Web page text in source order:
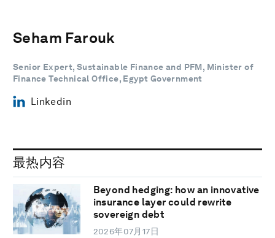
Seham Farouk
Senior Expert, Sustainable Finance and PFM, Minister of
Finance Technical Office, Egypt Government
Linkedin
最热内容
Beyond hedging: how an innovative
insurance layer could rewrite
sovereign debt
2026年07月17日